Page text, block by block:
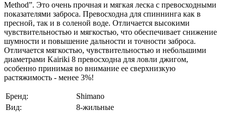
Method”. Это очень прочная и мягкая леска с превосходными
показателями заброса. Превосходна для спиннинга как в
пресной, так и в соленой воде. Отличается высокими
чувствительностью и мягкостью, что обеспечивает снижение
шумности и повышение дальности и точности заброса.
Отличается мягкостью, чувствительностью и небольшими
диаметрами Kairiki 8 превосходна для ловли джигом,
особенно принимая во внимание ее сверхнизкую
растяжимость - менее 3%!
Бренд:
Shimano
Вид:
8-жильные